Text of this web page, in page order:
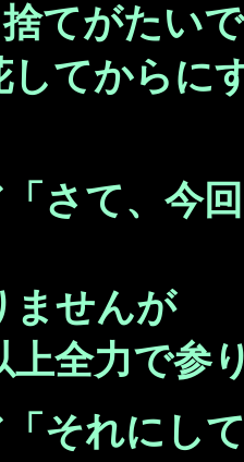
てがたい
してからに
さて、今
ませんが
上全力で参
それにし